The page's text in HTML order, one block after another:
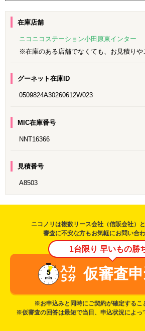
在庫店舗
ニコニコステーション小田原東インター
※在庫のある店舗でなくても、お見積りや
グーネット在庫ID
0509824A30260612W023
MIC在庫番号
NNT16366
見積番号
A8503
ニコノリは複数リース会社（信販会社）
審査に不安な方もお気軽にお問い合わ
1台限り 早いもの勝
仮審査
※お申込みと同時にご契約が確定するこ
※仮審査の回答は最短で当日、申込状況によっ